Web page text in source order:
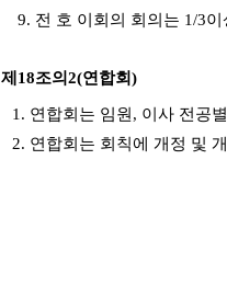
9. 전 호 이회의 회의는 1/3
제18조의2(연합회)
1. 연합회는 임원, 이사 전공
2. 연합회는 회칙에 개정 및